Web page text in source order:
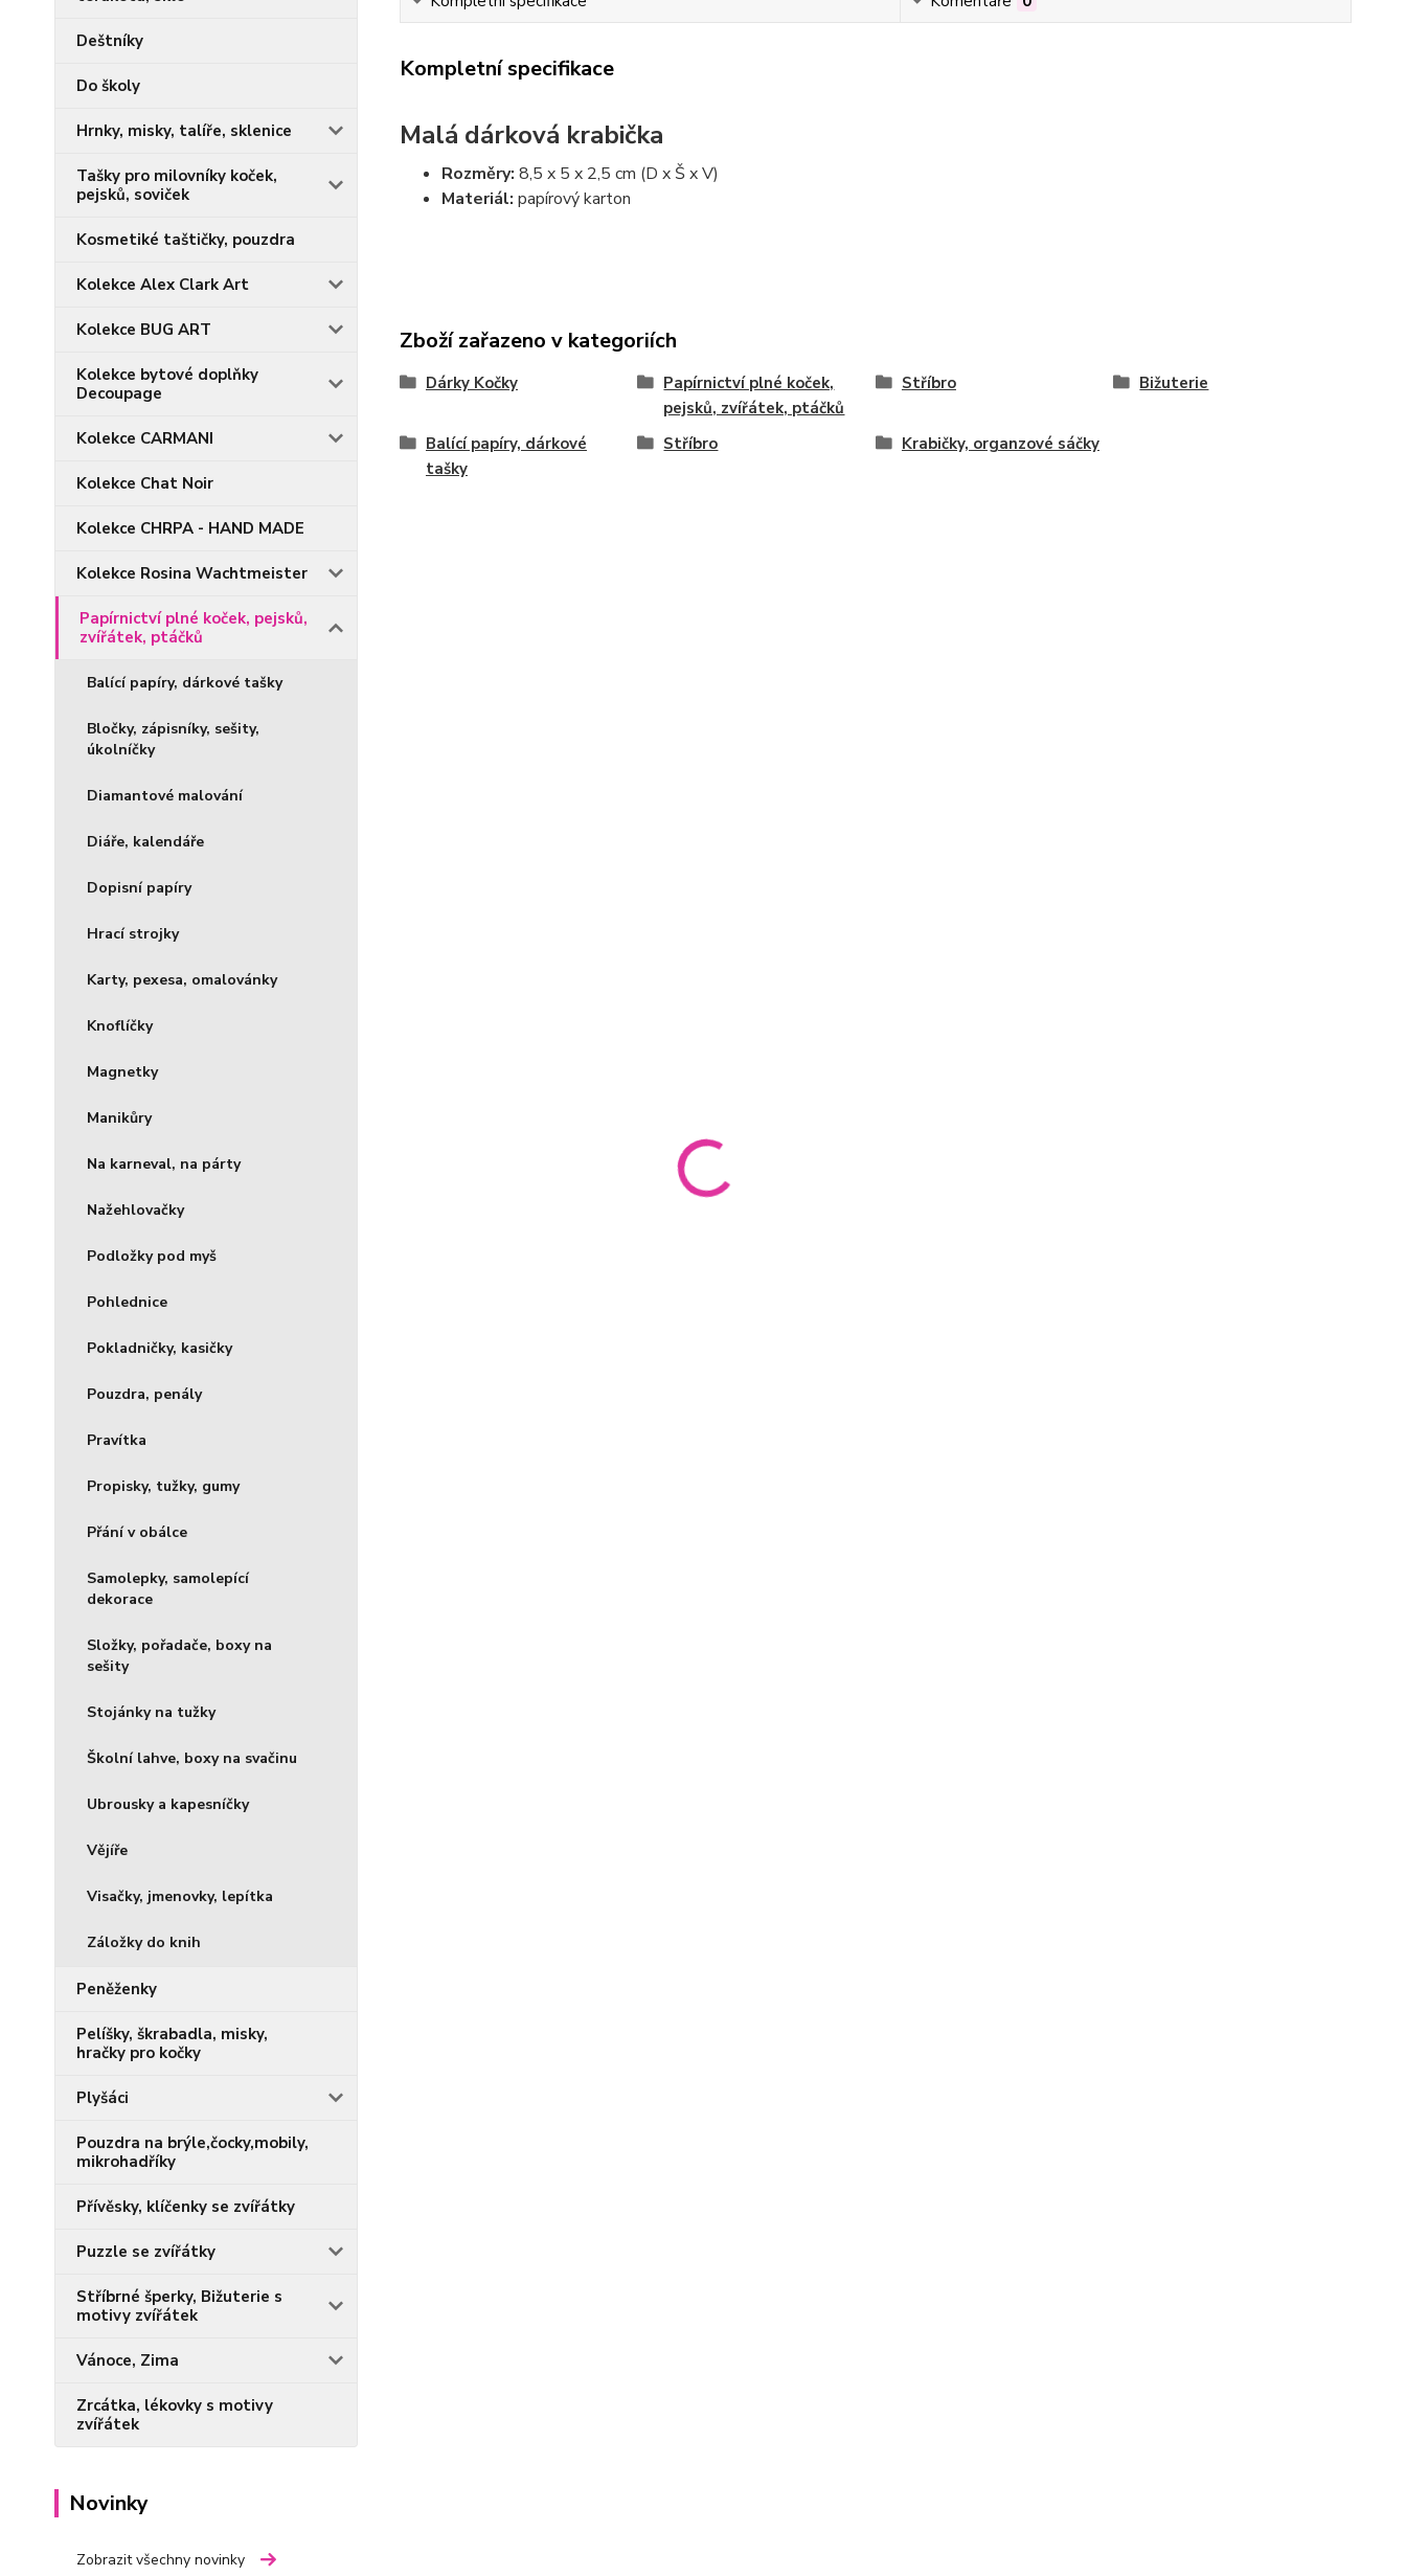
Deštníky
Do školy
Hrnky, misky, talíře, sklenice
Tašky pro milovníky koček,
pejsků, soviček
Kosmetiké taštičky, pouzdra
Kolekce Alex Clark Art
Kolekce BUG ART
Kolekce bytové doplňky
Decoupage
Kolekce CARMANI
Kolekce Chat Noir
Kolekce CHRPA - HAND MADE
Kolekce Rosina Wachtmeister
Papírnictví plné koček, pejsků,
zvířátek, ptáčků
Balící papíry, dárkové tašky
Bločky, zápisníky, sešity,
úkolníčky
Diamantové malování
Diáře, kalendáře
Dopisní papíry
Hrací strojky
Karty, pexesa, omalovánky
Knoflíčky
Magnetky
Manikůry
Na karneval, na párty
Nažehlovačky
Podložky pod myš
Pohlednice
Pokladničky, kasičky
Pouzdra, penály
Pravítka
Propisky, tužky, gumy
Přání v obálce
Samolepky, samolepící
dekorace
Složky, pořadače, boxy na
sešity
Stojánky na tužky
Školní lahve, boxy na svačinu
Ubrousky a kapesníčky
Vějíře
Visačky, jmenovky, lepítka
Záložky do knih
Peněženky
Pelíšky, škrabadla, misky,
hračky pro kočky
Plyšáci
Pouzdra na brýle,čocky,mobily,
mikrohadříky
Přívěsky, klíčenky se zvířátky
Puzzle se zvířátky
Stříbrné šperky, Bižuterie s
motivy zvířátek
Vánoce, Zima
Zrcátka, lékovky s motivy
zvířátek
Novinky
Zobrazit všechny novinky
Kompletní specifikace
Malá dárková krabička
Rozměry: 8,5 x 5 x 2,5 cm (D x Š x V)
Materiál: papírový karton
Zboží zařazeno v kategoriích
Dárky Kočky
Papírnictví plné koček,
pejsků, zvířátek, ptáčků
Stříbro Bižuterie
Balící papíry, dárkové
tašky
Stříbro Krabičky, organzové sáčky